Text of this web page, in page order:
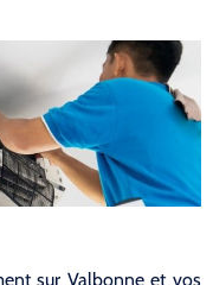
sur Valbonne et vos